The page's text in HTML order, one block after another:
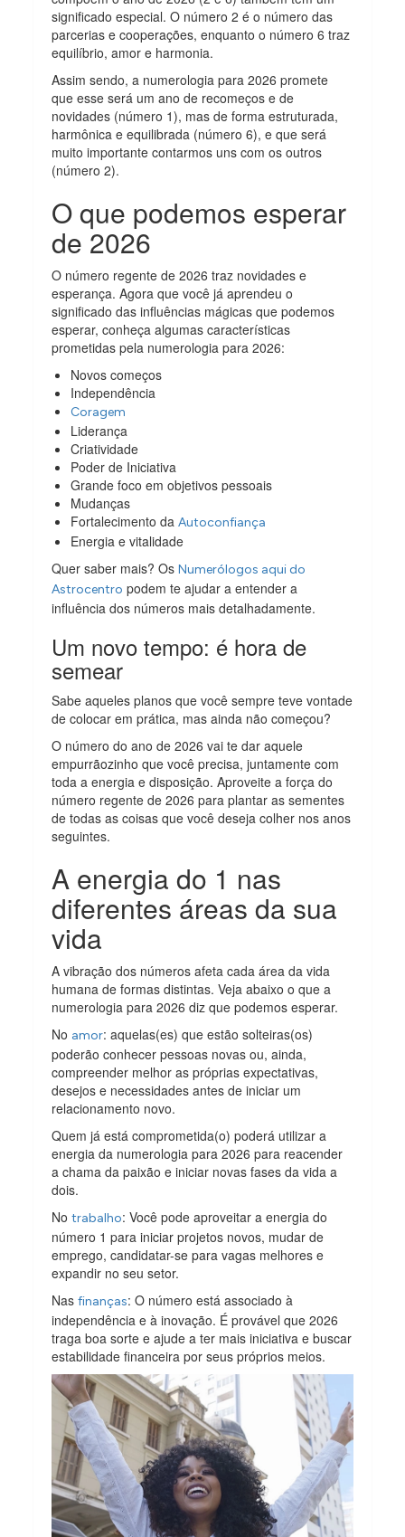
significado especial. O número 2 é o número das
parcerias e cooperações, enquanto o número 6 traz
equilíbrio, amor e harmonia.
Assim sendo, a numerologia para 2026 promete
que esse será um ano de recomeços e de
novidades (número 1), mas de forma estruturada,
harmônica e equilibrada (número 6), e que será
muito importante contarmos uns com os outros
(número 2).
O que podemos esperar
de 2026
O número regente de 2026 traz novidades e
esperança. Agora que você já aprendeu o
significado das influências mágicas que podemos
esperar, conheça algumas características
prometidas pela numerologia para 2026:
Novos começos
Independência
Coragem
Liderança
Criatividade
Poder de Iniciativa
Grande foco em objetivos pessoais
Mudanças
Fortalecimento daAutoconfiança
Energia e vitalidade
Quer saber mais? OsNumerólogos aqui do
Astrocentro podem te ajudar a entender a
influência dos números mais detalhadamente.
Um novo tempo: é hora de
semear
Sabe aqueles planos que você sempre teve vontade
de colocar em prática, mas ainda não começou?
O número do ano de 2026 vai te dar aquele
empurrãozinho que você precisa, juntamente com
toda a energia e disposição. Aproveite a força do
número regente de 2026 para plantar as sementes
de todas as coisas que você deseja colher nos anos
seguintes.
A energia do 1 nas
diferentes áreas da sua
vida
A vibração dos números afeta cada área da vida
humana de formas distintas. Veja abaixo o que a
numerologia para 2026 diz que podemos esperar.
No amor: aquelas(es) que estão solteiras(os)
poderão conhecer pessoas novas ou, ainda,
compreender melhor as próprias expectativas,
desejos e necessidades antes de iniciar um
relacionamento novo.
Quem já está comprometida(o) poderá utilizar a
energia da numerologia para 2026 para reacender
a chama da paixão e iniciar novas fases da vida a
dois.
Notrabalho: Você pode aproveitar a energia do
número 1 para iniciar projetos novos, mudar de
emprego, candidatar-se para vagas melhores e
expandir no seu setor.
Nasfinanças: O número está associado à
independência e à inovação. É provável que 2026
traga boa sorte e ajude a ter mais iniciativa e buscar
estabilidade financeira por seus próprios meios.